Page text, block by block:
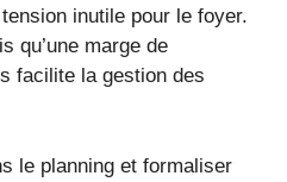
inutile pour le foyer.
qu’une marge de
facilite la gestion des
le planning et formaliser